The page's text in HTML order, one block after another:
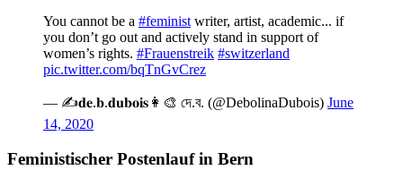
You cannot be a #feminist writer, artist, academic... if
you don’t go out and actively stand in support of
women’s rights. #Frauenstreik #switzerland
pic.twitter.com/bqTnGvCrez
— ✍️𝐝𝐞.𝐛.𝐝𝐮𝐛𝐨𝐢𝐬👩‍🎨 দে.ব. (@DebolinaDubois) June
14, 2020
Feministischer Postenlauf in Bern